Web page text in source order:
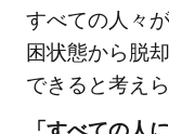
自分
がで
きる
こと
を考
すべての人々
困状態から脱
できると考え